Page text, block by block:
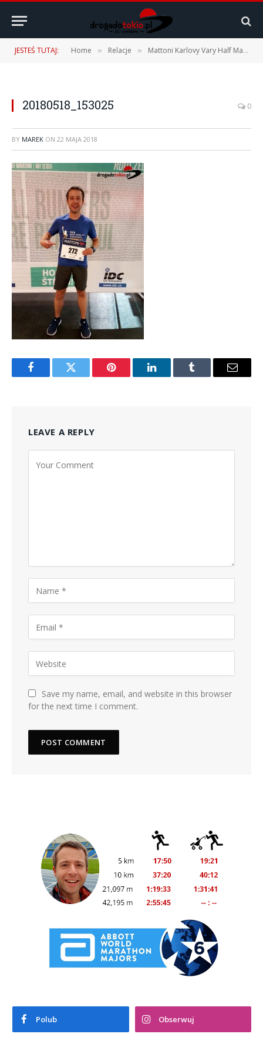
JESTEŚ TUTAJ: Home » Relacje » Mattoni Karlovy Vary Half Marathon 2018 – 19.05.2018 r.
20180518_153025 0
BY MAREK ON 22 MAJA 2018
FacebookTwitter Pinterest LinkedInTumblr Email
LEAVE A REPLY
Save my name, email, and website in this browser
for the next time I comment.
Polub Obserwuj